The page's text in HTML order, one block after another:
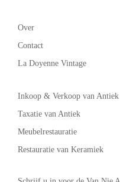
Over
Contact
La Doyenne Vintage
Inkoop & Verkoop van Antiek
Taxatie van Antiek
Meubelrestauratie
Restauratie van Keramiek